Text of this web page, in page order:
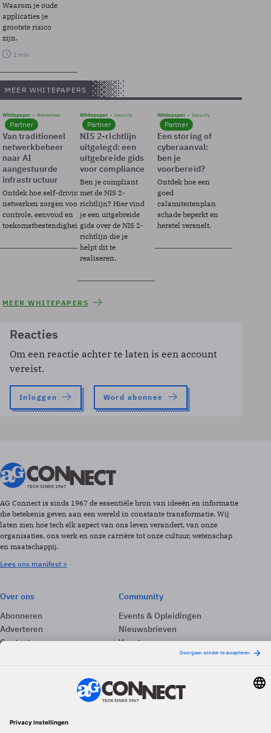
Waarom je oude
applicaties je
grootste risico
zijn.
1 min
MEER WHITEPAPERS
Whitepaper Netwerken
Partner
Van traditioneel
netwerkbeheer
naar AI
aangestuurde
infrastructuur
Ontdek hoe self-driving
netwerken zorgen voor
controle, eenvoud en
toekomstbestendigheid.
Whitepaper Security
Partner
NIS 2-richtlijn
uitgelegd: een
uitgebreide gids
voor compliance
Ben je compliant
met de NIS 2-
richtlijn? Hier vind
je een uitgebreide
gids over de NIS 2-
richtlijn die je
helpt dit te
realiseren.
Whitepaper Security
Partner
Een storing of
cyberaanval:
ben je
voorbereid?
Ontdek hoe een
goed
calamiteitenplan
schade beperkt en
herstel versnelt.
MEER WHITEPAPERS
Reacties
Om een reactie achter te laten is een account
vereist.
Inloggen Word abonnee
AG Connect is sinds 1967 de essentiële bron van ideeën en informatie
die betekenis geven aan een wereld in constante transformatie. Wij
laten zien hoe tech elk aspect van ons leven verandert, van onze
organisaties, ons werk en onze carrière tot onze cultuur, wetenschap
en maatschappij.
Lees ons manifest >
Over ons
Abonneren
Adverteren
Contact
Community
Events & Opleidingen
Nieuwsbrieven
Vacatures